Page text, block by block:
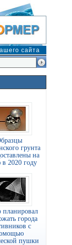
сайта
грунта
на
2020 году
планировал
города
с
пушки